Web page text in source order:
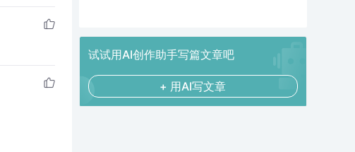
试试用AI创作助手写篇文章吧
+ 用AI写文章